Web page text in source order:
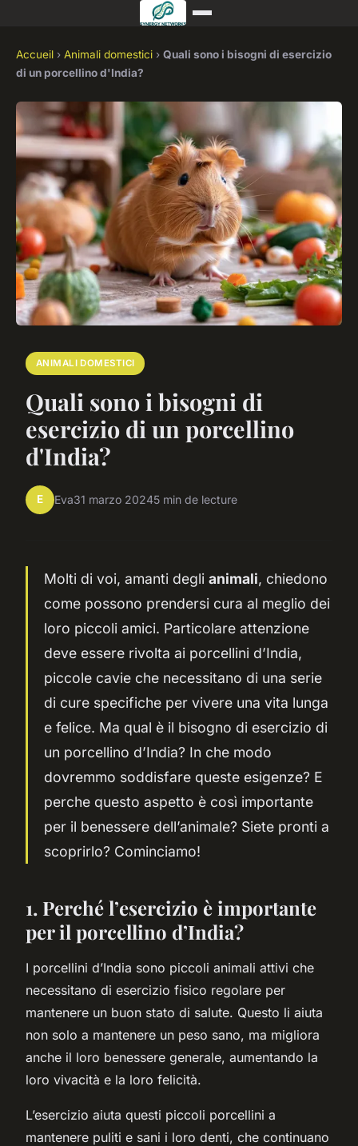
Accueil › Animali domestici › Quali sono i bisogni di esercizio
di un porcellino d'India?
ANIMALI DOMESTICI
Quali sono i bisogni di
esercizio di un porcellino
d'India?
E Eva31 marzo 20245 min de lecture
Molti di voi, amanti degli animali, chiedono
come possono prendersi cura al meglio dei
loro piccoli amici. Particolare attenzione
deve essere rivolta ai porcellini d’India,
piccole cavie che necessitano di una serie
di cure specifiche per vivere una vita lunga
e felice. Ma qual è il bisogno di esercizio di
un porcellino d’India? In che modo
dovremmo soddisfare queste esigenze? E
perche questo aspetto è così importante
per il benessere dell’animale? Siete pronti a
scoprirlo? Cominciamo!
1. Perché l’esercizio è importante
per il porcellino d’India?
I porcellini d’India sono piccoli animali attivi che
necessitano di esercizio fisico regolare per
mantenere un buon stato di salute. Questo li aiuta
non solo a mantenere un peso sano, ma migliora
anche il loro benessere generale, aumentando la
loro vivacità e la loro felicità.
L’esercizio aiuta questi piccoli porcellini a
mantenere puliti e sani i loro denti, che continuano